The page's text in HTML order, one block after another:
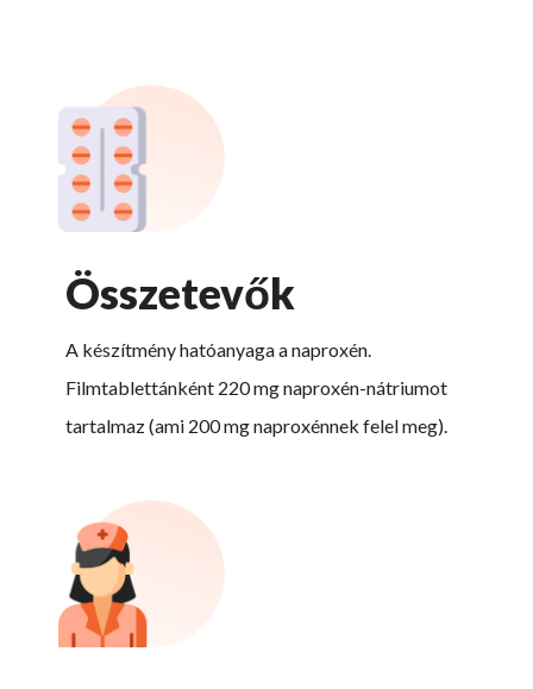
Összetevők
A készítmény hatóanyaga a naproxén.
Filmtablettánként 220 mg naproxén-nátriumot
tartalmaz (ami 200 mg naproxénnek felel meg).